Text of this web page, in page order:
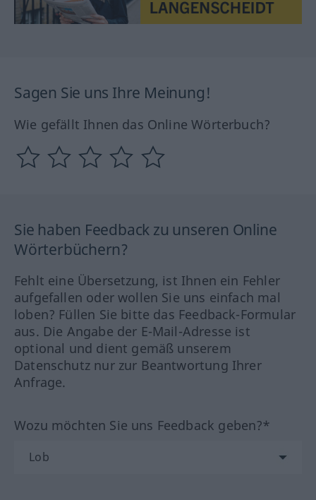
Sagen Sie uns Ihre Meinung!
Wie gefällt Ihnen das Online Wörterbuch?
Sie haben Feedback zu unseren Online
Wörterbüchern?
Fehlt eine Übersetzung, ist Ihnen ein Fehler
aufgefallen oder wollen Sie uns einfach mal
loben? Füllen Sie bitte das Feedback-Formular
aus. Die Angabe der E-Mail-Adresse ist
optional und dient gemäß unserem
Datenschutz nur zur Beantwortung Ihrer
Anfrage.
Wozu möchten Sie uns Feedback geben?*